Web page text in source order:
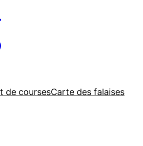
de coursesCarte des falaises